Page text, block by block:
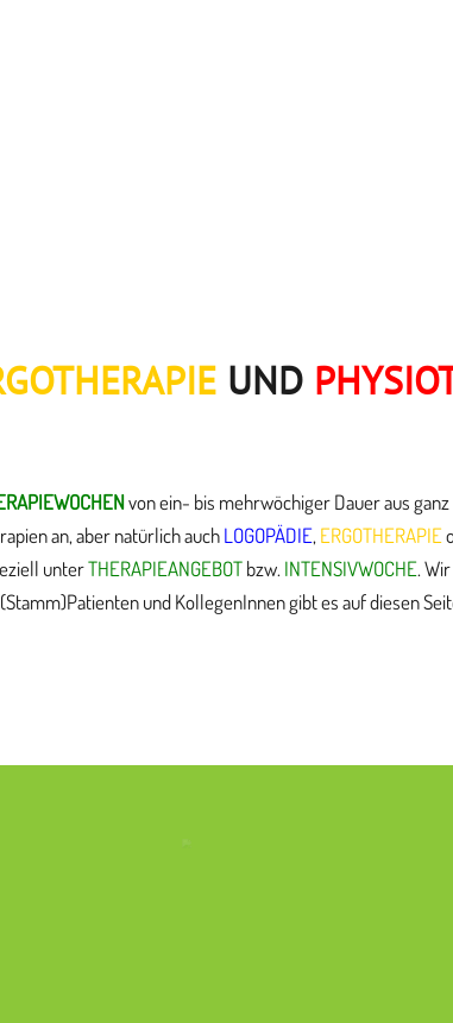
UND
von ein- bis mehrwöchiger Dauer aus
an, aber natürlich auchLOGOPÄDIE, ERGOTHERAPIE
unterTHERAPIEANGEBOTbzw. INTENSIVWOCHE.
und KollegenInnen gibt es auf diesen